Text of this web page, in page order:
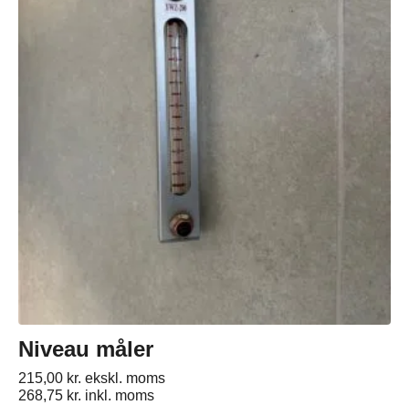
Niveau måler
215,00 kr. ekskl. moms
268,75 kr. inkl. moms